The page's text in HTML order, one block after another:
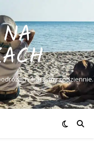
marzymy codziennie.